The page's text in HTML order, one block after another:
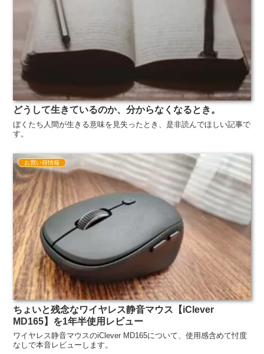
どうして生きているのか、分からなくなるとき。
ぼくたち人間が生きる意味を見失ったとき、是非読んでほしい記事で
す。
お買い得情報
ちょいと残念なワイヤレス静音マウス【iClever
MD165】を1年半使用レビュー
ワイヤレス静音マウスのiClever MD165について、使用感含めて忖度
なしで本音レビューします。